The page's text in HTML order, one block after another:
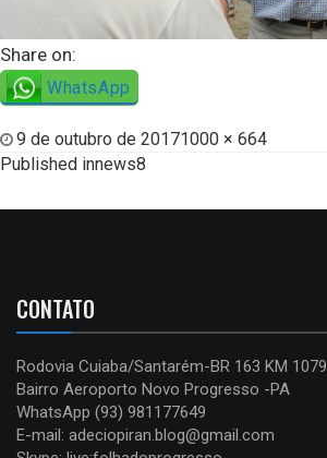
Share on:
WhatsApp
9 de outubro de 20171000 × 664
Published innews8
CONTATO
Rodovia Cuiaba/Santarém-BR 163 KM 1079
Bairro Aeroporto Novo Progresso -PA
WhatsApp (93) 981177649
E-mail: adeciopiran.blog@gmail.com